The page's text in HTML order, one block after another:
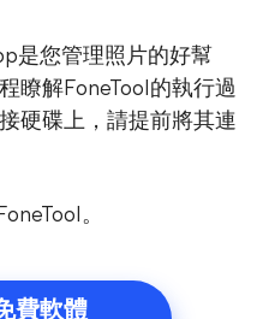
是您管理照片的好幫
瞭解FoneTool的執行過
硬碟上，請提前將其連
。
費軟體